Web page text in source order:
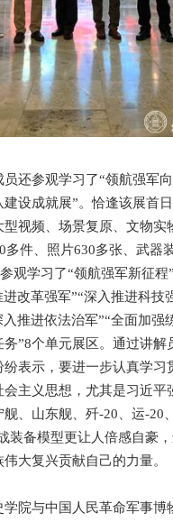
员还参观学习了“领航强
建设成就展”。恰逢该展首
型视频、场景复原、文物实
多件、照片630多张、武器
观学习了“领航强军新征程
改革强军”“深入推进科技
推进依法治军”“全面加强
”8个单元展区。通过讲解
纷表示，要进一步认真学习
会主义思想，尤其是习近平
舰、山东舰、歼-20、运-20
装备模型更让人倍感自豪
大复兴贡献自己的力量。
学院与中国人民革命军事博